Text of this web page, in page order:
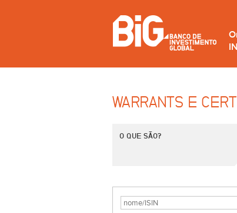
WARRANTS E
O QUE SÃO?